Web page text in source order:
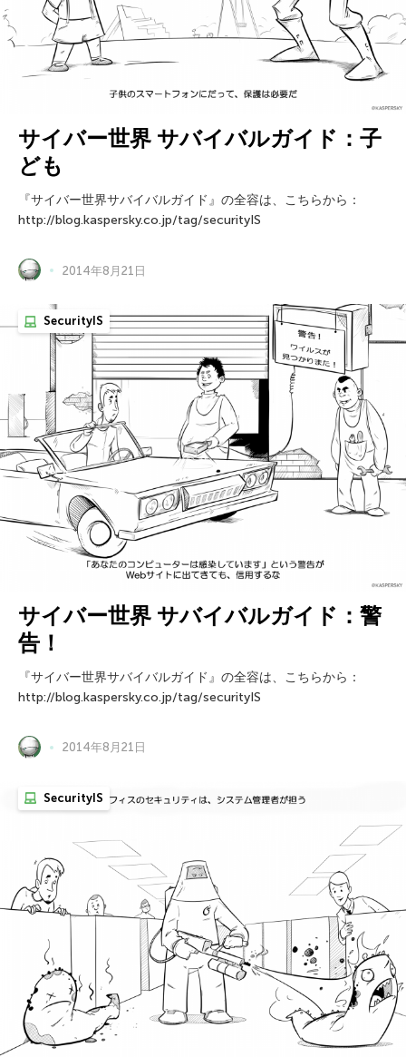
サイバー世界 サバイバルガイド：子
ども
『サイバー世界サバイバルガイド』の全容は、こちらから：
http://blog.kaspersky.co.jp/tag/securityIS
2014年8月21日
SecurityIS
サイバー世界 サバイバルガイド：警
告！
『サイバー世界サバイバルガイド』の全容は、こちらから：
http://blog.kaspersky.co.jp/tag/securityIS
2014年8月21日
SecurityIS